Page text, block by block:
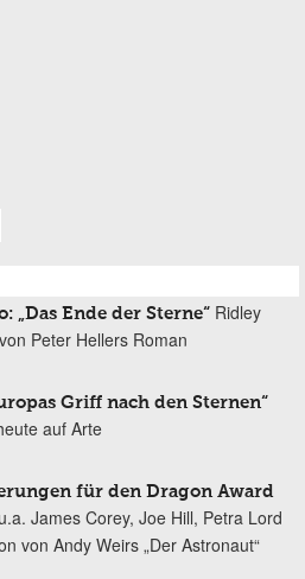
„Das Ende der Sterne“ Ridley
Peter Hellers Roman
Griff nach den Sternen“
auf Arte
für den Dragon Award
James Corey, Joe Hill, Petra Lord
von Andy Weirs „Der Astronaut“